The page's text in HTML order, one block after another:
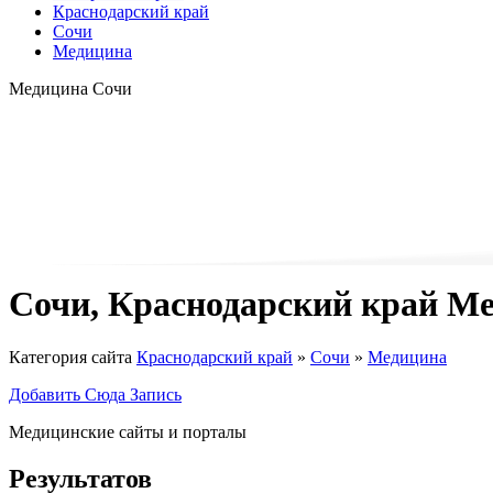
Краснодарский край
Сочи
Медицина
Медицина Сочи
Сочи, Краснодарский край
Категория сайта Краснодарский край » Сочи » Медицина
Добавить Сюда Запись
Медицинские сайты и порталы
Результатов